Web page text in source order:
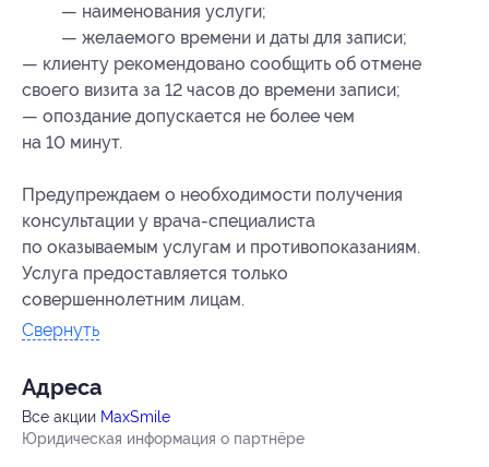
— наименования услуги;
— желаемого времени и даты для записи;
— клиенту рекомендовано сообщить об отмене
своего визита за 12 часов до времени записи;
— опоздание допускается не более чем
на 10 минут.
Предупреждаем о необходимости получения
консультации у врача-специалиста
по оказываемым услугам и противопоказаниям.
Услуга предоставляется только
совершеннолетним лицам.
Свернуть
Адресa
Все акции MaxSmile
Юридическая информация о партнёре